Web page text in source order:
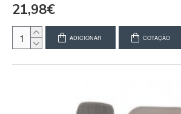
21,98€
ADICIONAR COTAÇÃO